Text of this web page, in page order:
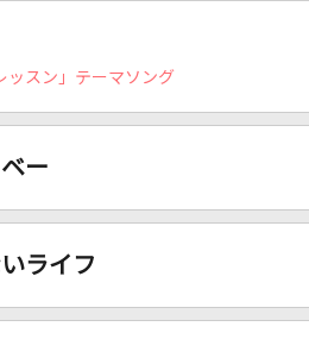
ッスン」テーマソング
ー
ライフ